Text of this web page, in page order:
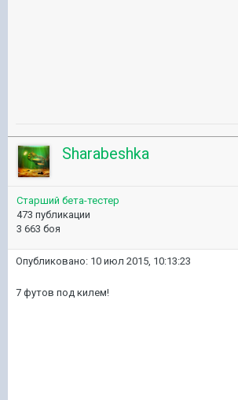
Sharabeshka
Старший бета-тестер
473 публикации
3 663 боя
Опубликовано: 10 июл 2015, 10:13:23
7 футов под килем!